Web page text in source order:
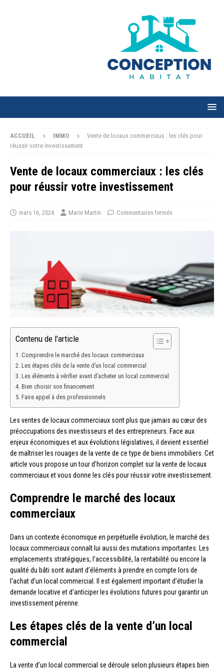
ACCUEIL IMMO
Vente de locaux commerciaux : les clés pour
réussir votre investissement
Vente de locaux commerciaux : les clés
pour réussir votre investissement
mars 16, 2024 Marie Martin Commentaires fermés
Contenu de l'article
Comprendre le marché des locaux commerciaux
Les étapes clés de la vente d’un local commercial
Les éléments à vérifier avant d’acheter un local commercial
Bien choisir son financement
Faire appel à des professionnels
Les ventes de locaux commerciaux sont plus que jamais au cœur des
préoccupations des investisseurs et des entrepreneurs. Face aux
enjeux économiques et aux évolutions législatives, il devient essentiel
de maîtriser les rouages de la vente de ce type de biens immobiliers. Cet
article vous propose un tour d’horizon complet sur la vente de locaux
commerciaux et vous donne les clés pour réussir votre investissement.
Comprendre le marché des locaux
commerciaux
Dans un contexte économique en perpétuelle évolution, le marché des
locaux commerciaux connaît lui aussi des mutations importantes. Les
emplacements stratégiques, l’accessibilité, la rentabilité ou encore la
qualité du bâti sont autant d’éléments à prendre en compte lors de
l’achat d’un local commercial. Il est également important d’étudier la
demande locative et d’anticiper les évolutions futures pour garantir un
investissement pérenne.
Les étapes clés de la vente d’un local
commercial
La vente d’un local commercial se déroule selon plusieurs étapes bien